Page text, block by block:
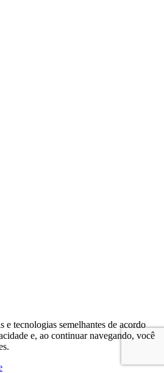
e tecnologias semelhantes de acordo
e, ao continuar navegando, você